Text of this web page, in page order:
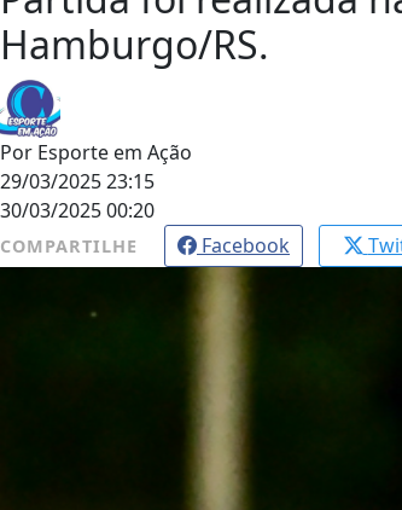
Hamburgo/RS.
Por Esporte em Ação
29/03/2025 23:15
30/03/2025 00:20
COMPARTILHE Facebook